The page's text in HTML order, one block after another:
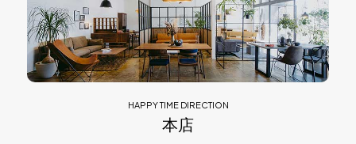
HAPPY TIME DIRECTION
本店